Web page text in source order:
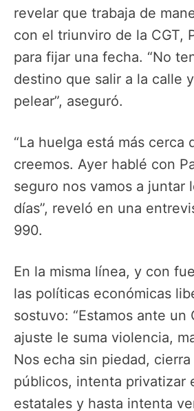
revelar que trabaja de
con el triunviro de la CGT,
para fijar una fecha. “No
destino que salir a la calle y
pelear”, aseguró.
“La huelga está más cerca
creemos. Ayer hablé con
seguro nos vamos a juntar
días”, reveló en una
990.
En la misma línea, y con
las políticas económicas
sostuvo: “Estamos ante un
ajuste le suma violencia,
Nos echa sin piedad,
públicos, intenta privatizar
estatales y hasta intenta